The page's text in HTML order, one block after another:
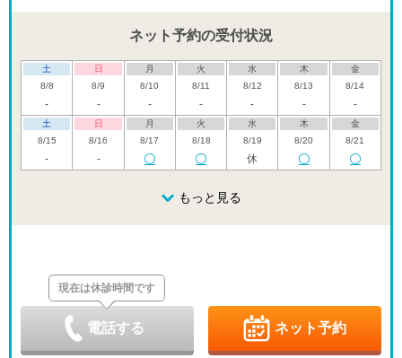
ネット予約の受付状況
土
8/8
-
日
8/9
-
月
8/10
-
火
8/11
-
水
8/12
-
木
8/13
-
金
8/14
-
土
8/15
-
日
8/16
-
月
8/17
火
8/18
水
8/19
休
木
8/20
金
8/21
8/25
9/5
日
9/6
休
月
9/7
9/9
休
9/10
9/11
水
もっと見る
現在は休診時間です
電話する ネット予約